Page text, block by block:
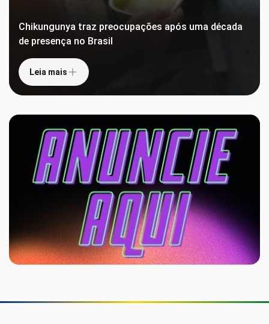
Chikungunya traz preocupações após uma década
de presença no Brasil
Leia mais